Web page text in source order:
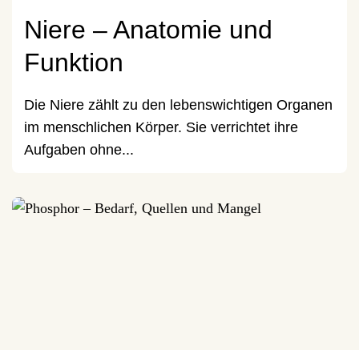
Niere – Anatomie und
Funktion
Die Niere zählt zu den lebenswichtigen Organen
im menschlichen Körper. Sie verrichtet ihre
Aufgaben ohne...